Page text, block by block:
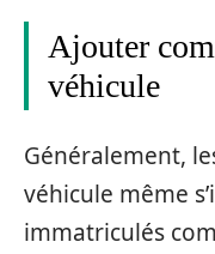
Ajouter
véhicule
Généralement,
véhicule même
immatriculés